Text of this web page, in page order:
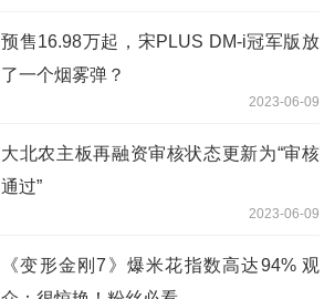
预售16.98万起，宋PLUS DM-i冠军版放
了一个烟雾弹？
2023-06-09
大北农主板再融资审核状态更新为“审核
通过”
2023-06-09
《变形金刚7》爆米花指数高达94% 观